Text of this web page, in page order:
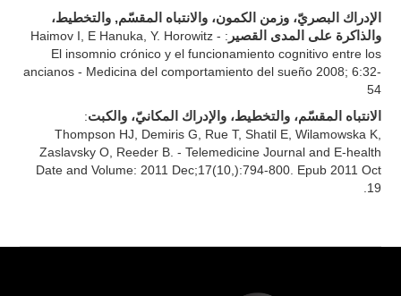
الإدراك البصريّ، وزمن الكمون، والانتباه المقسّم, والتخطيط،
والذاكرة على المدى القصير
: Haimov I, E Hanuka, Y. Horowitz -
El insomnio crónico y el funcionamiento cognitivo entre los
ancianos - Medicina del comportamiento del sueño 2008; 6:32-
54
الانتباه المقسّم، والتخطيط، والإدراك المكانيّ، والكبت:
Thompson HJ, Demiris G, Rue T, Shatil E, Wilamowska K,
Zaslavsky O, Reeder B. - Telemedicine Journal and E-health
Date and Volume: 2011 Dec;17(10,):794-800. Epub 2011 Oct
19.